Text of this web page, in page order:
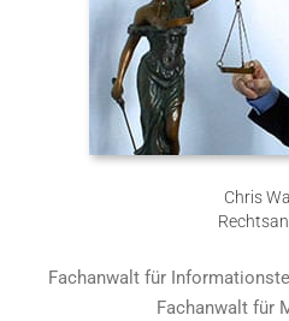
Chris
Fachanwalt für
Fachanwalt für